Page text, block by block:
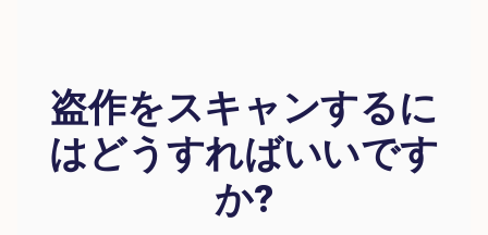
盗作をスキャンするに
はどうすればいいです
か?